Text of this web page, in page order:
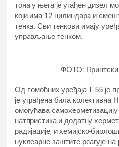
тона у њега је угађен дизел
који има 12 цилиндара и
тенка. Сви тенкови имају
управљање тенком.
ФОТО:
Од помоћних уређаја Т-55 је
је уграђена била колективна
омогућава
натпристика и додатну
радијације, и хемијско-
нуклеарне заштите реагује на